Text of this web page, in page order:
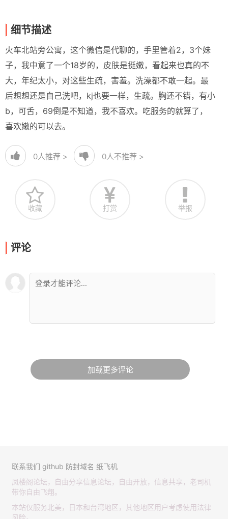
细节描述
火车北站旁公寓，这个微信是代聊的，手里管着2，3个妹
子，我中意了一个18岁的，皮肤是挺嫩，看起来也真的不
大，年纪太小，对这些生疏，害羞。洗澡都不敢一起。最
后想想还是自己洗吧，kj也要一样，生疏。胸还不错，有小
b，可舌，69倒是不知道，我不喜欢。吃服务的就算了，
喜欢嫩的可以去。
0人推荐 > 0人不推荐 >
收藏 打赏 举报
评论
加载更多评论
联系我们 github 防封域名 纸飞机
凤楼阁论坛，自由分享信息论坛，自由开放，信息共享，老司机
带你自由飞翔。
本站仅服务北美，日本和台湾地区，其他地区用户考虑使用法律
风险。